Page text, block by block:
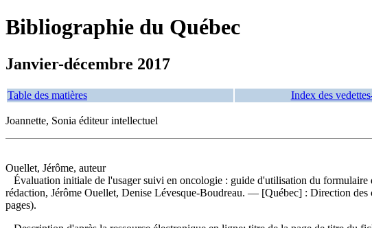
Bibliographie du Québec
Janvier-décembre 2017
Table des matières Index des
Joannette, Sonia éditeur intellectuel
Ouellet, Jérôme, auteur
Évaluation initiale de l'usager suivi en oncologie : guide d'utilisation du
rédaction, Jérôme Ouellet, Denise Lévesque-Boudreau. — [Québec] : Direction
pages).